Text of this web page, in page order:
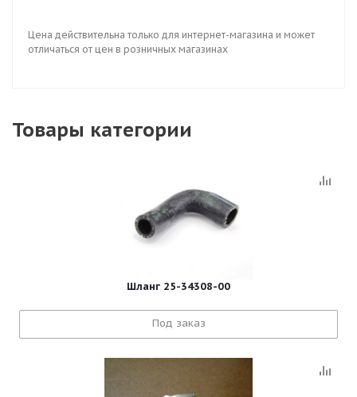
Цена действительна только для интернет-магазина и может
отличаться от цен в розничных магазинах
Товары категории
Шланг 25-34308-00
Под заказ